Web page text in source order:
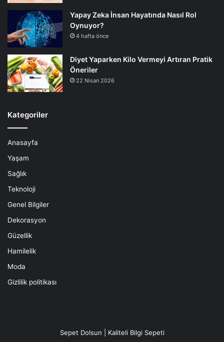
Yapay Zeka İnsan Hayatında Nasıl Rol
Oynuyor?
4 hafta önce
Diyet Yaparken Kilo Vermeyi Artıran Pratik
Öneriler
22 Nisan 2026
Kategoriler
Anasayfa
Yaşam
Sağlık
Teknoloji
Genel Bilgiler
Dekorasyon
Güzellik
Hamilelik
Moda
Gizlilik politikası
Sepet Dolsun | Kaliteli Bilgi Sepeti